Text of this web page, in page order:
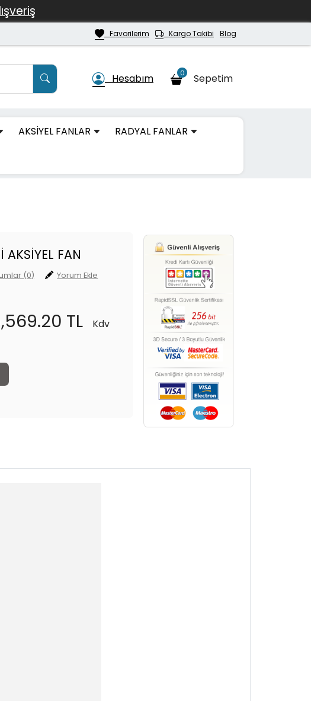
Favorilerim Kargo Takibi Blog
Hesabım Sepetim
0
AKSİYEL FANLAR RADYAL FANLAR
FAN
(0) Yorum Ekle
TL
Kdv